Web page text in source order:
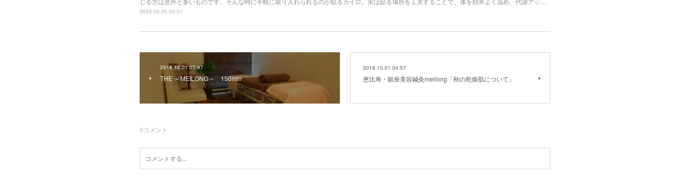
2026.08.06 06:01
2018.10.01 05:47
THE ～MEILONG～ 150min
2018.10.01 04:57
恵比寿・銀座美容鍼灸meilong「秋の乾燥肌について」
0コメント